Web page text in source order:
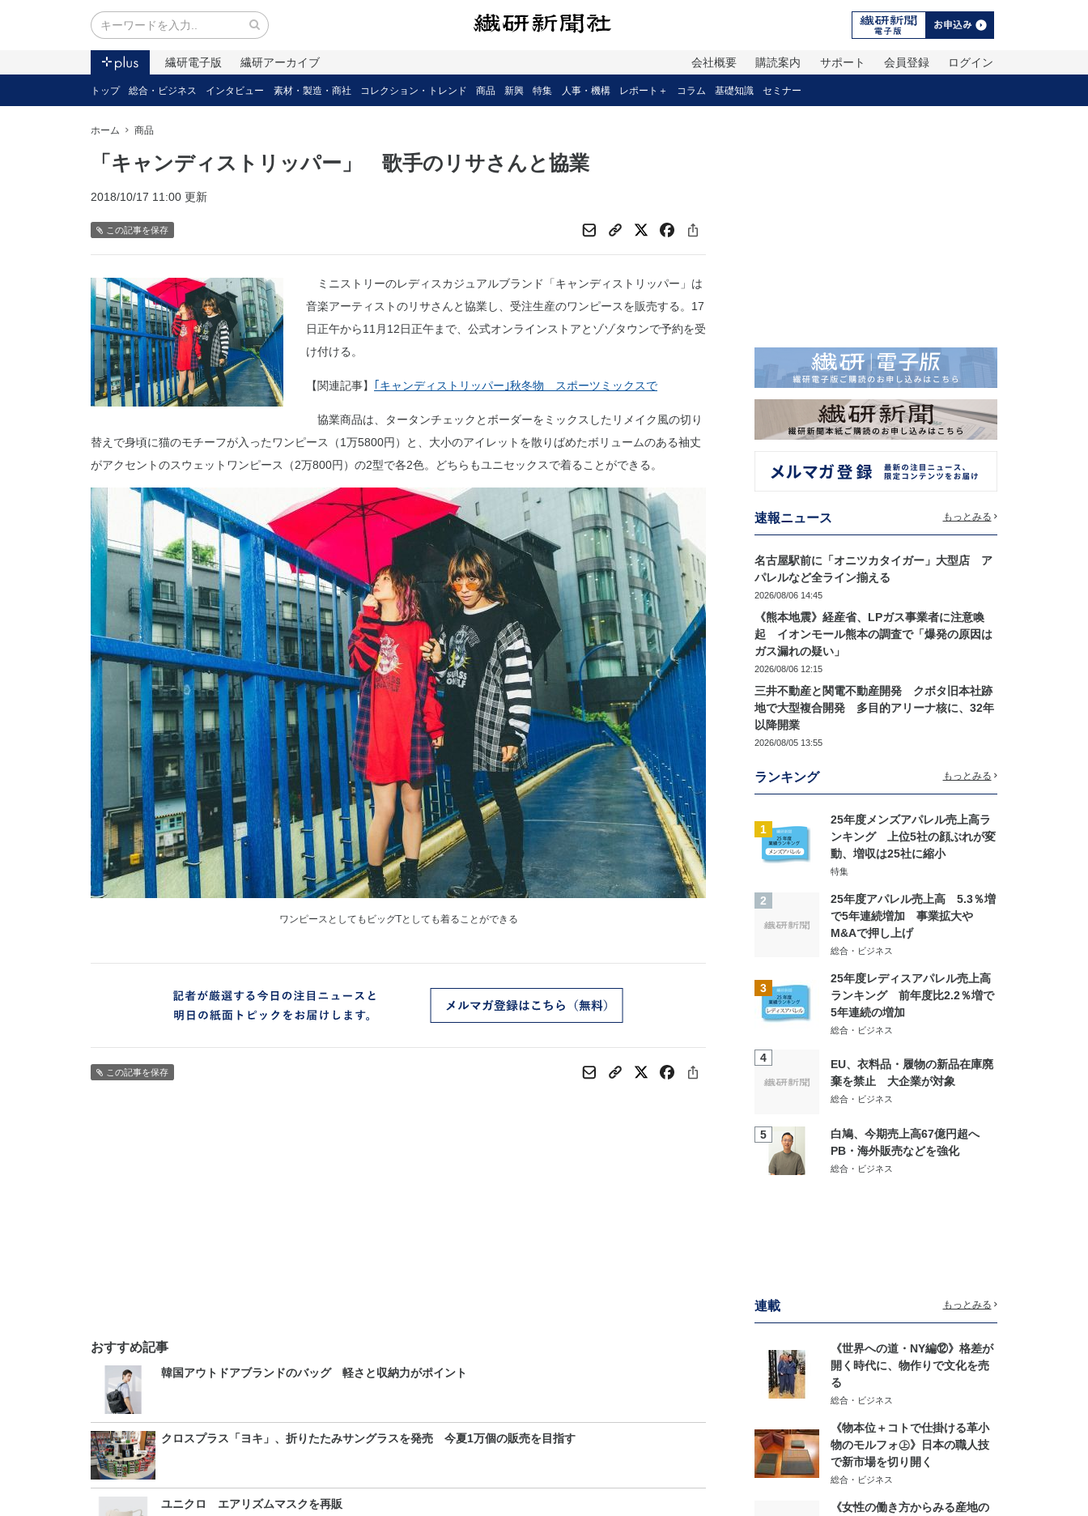
繊研電子版 繊研アーカイブ ログイン
会員登録
サポート
購読案内
会社概要
トップ 総合・ビジネス インタビュー 素材・製造・商社 コレクション・トレンド 商品 新興 特集 人事・機構 レポート＋ コラム 基礎知識 セミナー
ホーム 商品
「キャンディストリッパー」 歌手のリサさんと協業
2018/10/17 11:00 更新
この記事を保存
ミニストリーのレディスカジュアルブランド「キャンディストリッパー」は
音楽アーティストのリサさんと協業し、受注生産のワンピースを販売する。17
日正午から11月12日正午まで、公式オンラインストアとゾゾタウンで予約を受
け付ける。
【関連記事】 ｢キャンディストリッパー｣秋冬物 スポーツミックスで
協業商品は、タータンチェックとボーダーをミックスしたリメイク風の切り
替えで身頃に猫のモチーフが入ったワンピース（1万5800円）と、大小のアイレットを散りばめたボリュームのある袖丈
がアクセントのスウェットワンピース（2万800円）の2型で各2色。どちらもユニセックスで着ることができる。
ワンピースとしてもビッグTとしても着ることができる
この記事を保存
おすすめ記事
韓国アウトドアブランドのバッグ 軽さと収納力がポイント
クロスプラス「ヨキ」、折りたたみサングラスを発売 今夏1万個の販売を目指す
ユニクロ エアリズムマスクを再販
速報ニュース もっとみる
名古屋駅前に「オニツカタイガー」大型店 ア
パレルなど全ライン揃える
2026/08/06 14:45
《熊本地震》経産省、LPガス事業者に注意喚
起 イオンモール熊本の調査で「爆発の原因は
ガス漏れの疑い」
2026/08/06 12:15
三井不動産と関電不動産開発 クボタ旧本社跡
地で大型複合開発 多目的アリーナ核に、32年
以降開業
2026/08/05 13:55
ランキング もっとみる
1
25年度メンズアパレル売上高ラ
ンキング 上位5社の顔ぶれが変
動、増収は25社に縮小
特集
2
25年度アパレル売上高 5.3％増
で5年連続増加 事業拡大や
M&Aで押し上げ
総合・ビジネス
3
25年度レディスアパレル売上高
ランキング 前年度比2.2％増で
5年連続の増加
総合・ビジネス
4
EU、衣料品・履物の新品在庫廃
棄を禁止 大企業が対象
総合・ビジネス
5
白鳩、今期売上高67億円超へ
PB・海外販売などを強化
総合・ビジネス
連載 もっとみる
《世界への道・NY編⑫》格差が
開く時代に、物作りで文化を売
る
総合・ビジネス
《物本位＋コトで仕掛ける革小
物のモルフォ㊤》日本の職人技
で新市場を切り開く
総合・ビジネス
《女性の働き方からみる産地の